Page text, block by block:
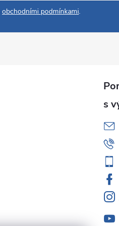
obchodními podmínkami.